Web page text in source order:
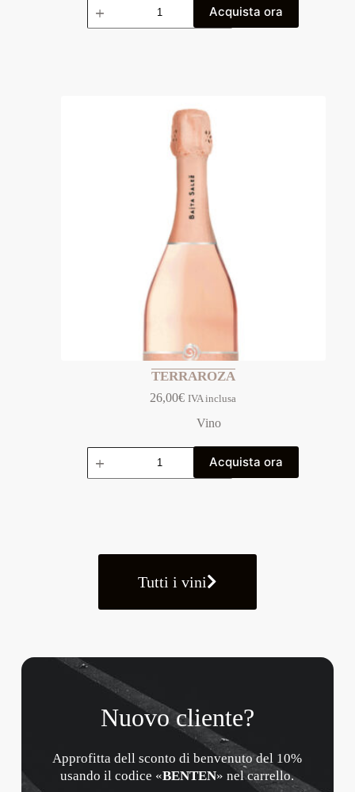
Acquista ora
TERRAROZA
26,00€ IVA inclusa
Vino
Acquista ora
Tutti i vini
Nuovo cliente?
Approfitta dell sconto di benvenuto del 10%
usando il codice «BENTEN» nel carrello.